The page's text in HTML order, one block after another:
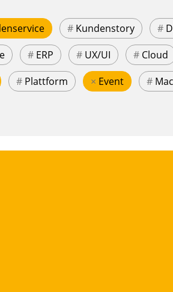
# Kundenstory #
# ERP # UX/UI # Cloud
# Plattform × Event #